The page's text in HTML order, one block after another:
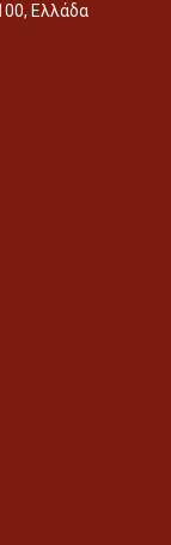
Ελλάδα